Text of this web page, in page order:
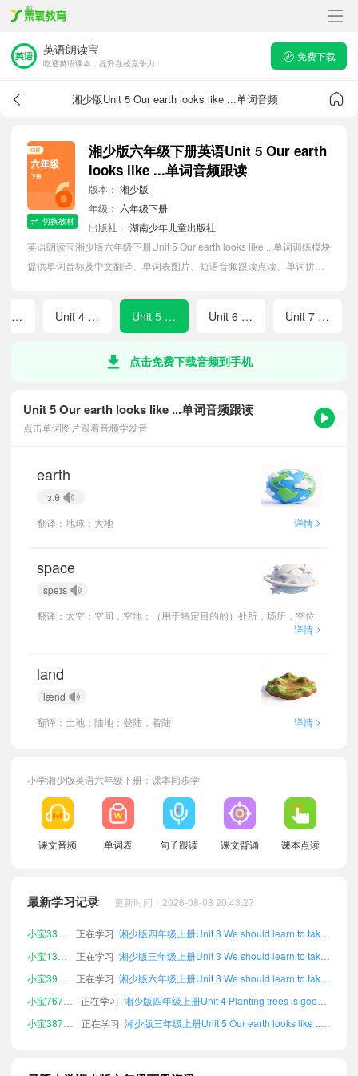
英语朗读宝
吃透英语课本，提升在校竞争力
免费下载
湘少版Unit 5 Our earth looks like ...单词音频
切换教材
湘少版六年级下册英语Unit 5 Our earth
looks like ...单词音频跟读
版本： 湘少版
年级： 六年级下册
出版社： 湖南少年儿童出版社
英语朗读宝湘少版六年级下册Unit 5 Our earth looks like ...单词训练模块
提供单词音标及中文翻译、单词表图片、短语音频跟读点读、单词拼写
音，提高听写记忆能力。
Unit 3 We should learn to take care... Unit 4 Planting trees is good... Unit 5 Our earth looks like ... Unit 6 Anne wanted to dance Unit 7 I'm not afraid!
点击免费下载音频到手机
Unit 5 Our earth looks like ...单词音频跟读
点击单词图片跟着音频学发音
earth
ɜːθ
翻译：地球；大地
详情 >
space
speɪs
翻译：太空；空间，空地；（用于特定目的的）处所，场所，空位
详情 >
land
lænd
翻译：土地；陆地；登陆，着陆
详情 >
小学湘少版英语六年级下册：课本同步学
课文音频 单词表 句子跟读 课文背诵 课本点读
最新学习记录 更新时间：2026-08-08 20:43:27
小宝289823 正在学习
小宝334935
正在学习
湘少版四年级上册Unit 3 We should learn to take care...单词
小宝133534
正在学习
湘少版三年级上册Unit 3 We should learn to take care...单词
小宝398009
正在学习
湘少版六年级上册Unit 3 We should learn to take care...单词
小宝767068
正在学习
湘少版四年级上册Unit 4 Planting trees is good...单词
小宝387420
正在学习
湘少版三年级上册Unit 5 Our earth looks like ...单词